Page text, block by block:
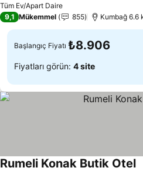
Tüm Ev/Apart Daire
9,1 Mükemmel 855 Kumbağ 6.6
Başlangıç Fiyatı ₺8.906
Fiyatları görün: 4 site
Rumeli Konak Butik Otel